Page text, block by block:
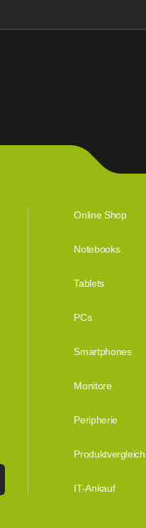
Online Shop
Notebooks
Tablets
PCs
Smartphones
Monitore
Peripherie
Produktvergleich
IT-Ankauf